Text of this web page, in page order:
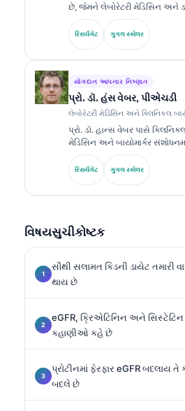
છે, જેમને લેબોરેટરી મેડિસિન અને
વર્ષથી વધુનો અનુભવ છે. તેઓ
પ્રમાણપત્રો ધરાવે છે અને ક્લિનિકલ
પેનલ્સ અને લેબોરેટરી વિશ્લેષણ પર
રિસર્ચગેટ ગુગલ સ્કોલર
યોગદાન આપનાર નિષ્ણાત
પ્રો. ડૉ. હંસ વેબર, પીએચડી
લેબોરેટરી મેડિસિન અને ક્લિનિકલ
પ્રો. ડૉ. હાન્સ વેબર પાસે
મેડિસિન અને બાયોમાર્કર
જર્મન સોસાયટી ફોર ક્લિનિકલ
તરીકે, તેઓ ડાયગ્નોસ્ટિક પેનલ
સ્ટાન્ડર્ડાઇઝેશન અને AI-સહાયિત
રિસર્ચગેટ ગુગલ સ્કોલર
વિષયસુચીકોષ્ટક
સૌથી સલામત કિડની ડાયેટ તમારી
થાય છે
eGFR, ક્રિએટિનિન અને
કહાણીઓ કહે છે
પ્રોટીનમાં ફેરફાર eGFR બદલાય
બદલે છે